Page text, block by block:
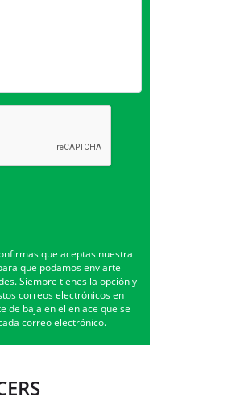
que aceptas nuestra
que podamos enviarte
Siempre tienes la opción y
correos electrónicos en
de baja en el enlace que se
correo electrónico.